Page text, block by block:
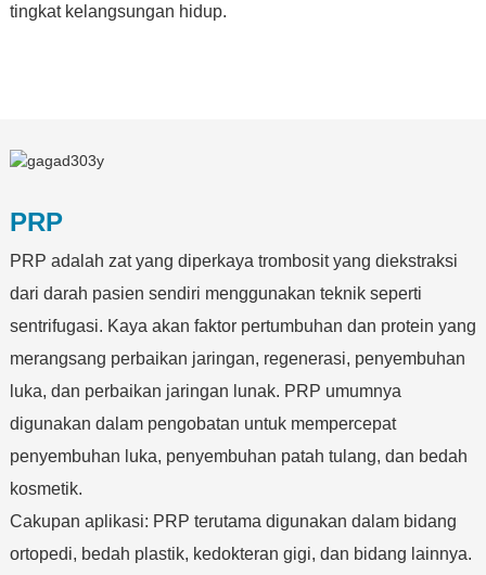
tingkat kelangsungan hidup.
PRP
PRP adalah zat yang diperkaya trombosit yang diekstraksi
dari darah pasien sendiri menggunakan teknik seperti
sentrifugasi. Kaya akan faktor pertumbuhan dan protein yang
merangsang perbaikan jaringan, regenerasi, penyembuhan
luka, dan perbaikan jaringan lunak. PRP umumnya
digunakan dalam pengobatan untuk mempercepat
penyembuhan luka, penyembuhan patah tulang, dan bedah
kosmetik.
Cakupan aplikasi: PRP terutama digunakan dalam bidang
ortopedi, bedah plastik, kedokteran gigi, dan bidang lainnya.